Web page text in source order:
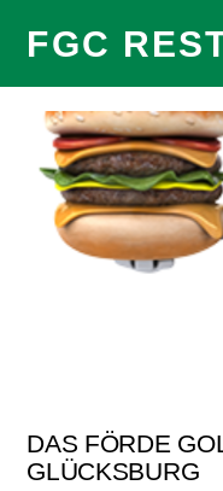
FGC
DAS FÖRDE
GLÜCKSBURG